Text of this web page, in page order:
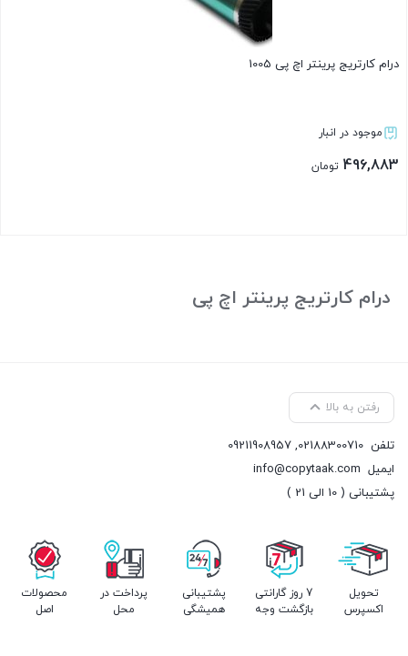
درام کارتریج پرینتر اچ پی 1005
موجود در انبار
496,883 تومان
درام کارتریج پرینتر اچ پی
رفتن به بالا
تلفن 02188300710
,
09211908957
ایمیل info@copytaak.com
پشتیبانی ( 10 الی 21 )
تحویل
اکسپرس
7 روز گارانتی
بازگشت وجه
پشتیبانی
همیشگی
پرداخت در
محل
محصولات
اصل